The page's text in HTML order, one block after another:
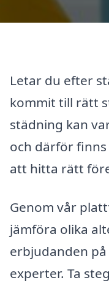
Letar du efter
kommit till rätt
städning kan
och därför
att hitta rätt
Genom vår
jämföra olika
erbjudanden
experter. Ta